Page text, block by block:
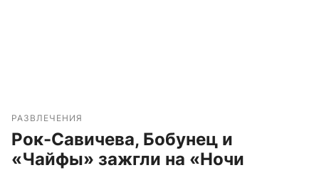
РАЗВЛЕЧЕНИЯ
Рок-Савичева, Бобунец и
«Чайфы» зажгли на «Ночи